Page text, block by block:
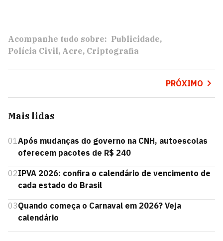
Acompanhe tudo sobre: Publicidade
Polícia Civil Acre Criptografia
PRÓXIMO
Mais lidas
01Após mudanças do governo na CNH, autoescolas
oferecem pacotes de R$ 240
02IPVA 2026: confira o calendário de vencimento de
cada estado do Brasil
03Quando começa o Carnaval em 2026? Veja
calendário